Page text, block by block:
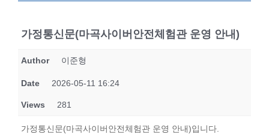
가정통신문(마곡사이버안전체험관 운영 안내)
Author 이준형
Date 2026-05-11 16:24
Views 281
가정통신문(마곡사이버안전체험관 운영 안내)입니다.